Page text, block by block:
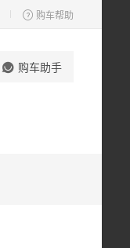
购车帮助
购车助手